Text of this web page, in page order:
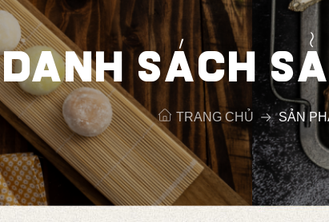
DANH SÁCH
TRANG CHỦ SẢN